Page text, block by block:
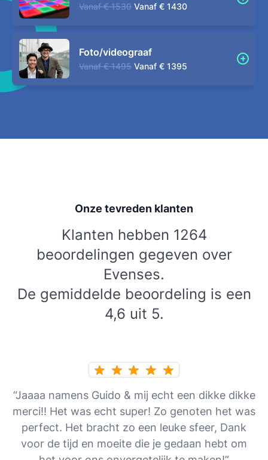
Vanaf € 1530 Vanaf € 1430
Foto/videograaf
Vanaf € 1495 Vanaf € 1395
Onze tevreden klanten
Klanten hebben 1264
beoordelingen gegeven over
Evenses.
De gemiddelde beoordeling is een
4,6 uit 5.
“Jaaaa namens Guido & mij echt een dikke dikke
merci!! Het was echt super! Zo genoten het was
perfect. Het bracht zo een leuke sfeer, Dank
voor de tijd en moeite die je gedaan hebt om